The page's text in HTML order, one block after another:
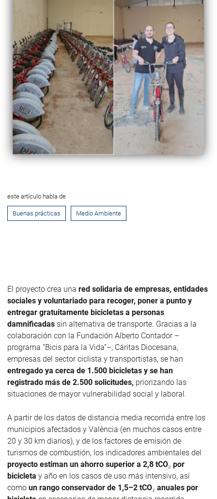
este artículo habla de
Buenas prácticas Medio Ambiente
El proyecto crea una red solidaria de empresas, entidades
sociales y voluntariado para recoger, poner a punto y
entregar gratuitamente bicicletas a personas
damnificadas sin alternativa de transporte. Gracias a la
colaboración con la Fundación Alberto Contador –
programa “Bicis para la Vida”–, Cáritas Diocesana,
empresas del sector ciclista y transportistas, se han
entregado ya cerca de 1.500 bicicletas y se han
registrado más de 2.500 solicitudes, priorizando las
situaciones de mayor vulnerabilidad social y laboral.
A partir de los datos de distancia media recorrida entre los
municipios afectados y València (en muchos casos entre
20 y 30 km diarios), y de los factores de emisión de
turismos de combustión, los indicadores ambientales del
proyecto estiman un ahorro superior a 2,8 tCO₂ por
bicicleta y año en los casos de uso más intensivo, así
como un rango conservador de 1,5–2 tCO₂ anuales por